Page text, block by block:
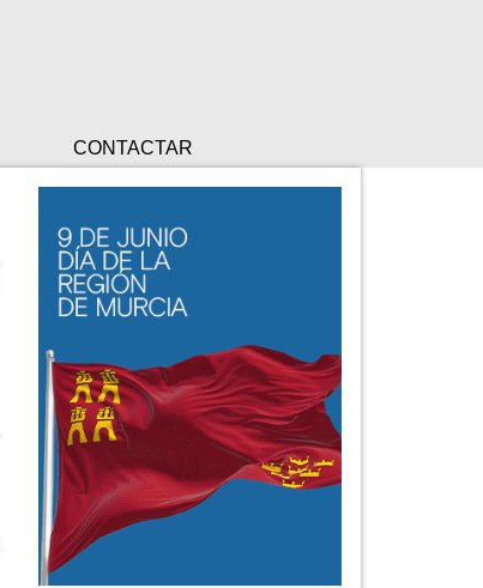
CONTACTAR